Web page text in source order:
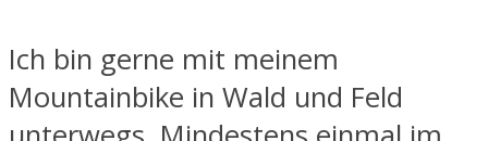
Ich bin gerne mit meinem
Mountainbike in Wald und Feld